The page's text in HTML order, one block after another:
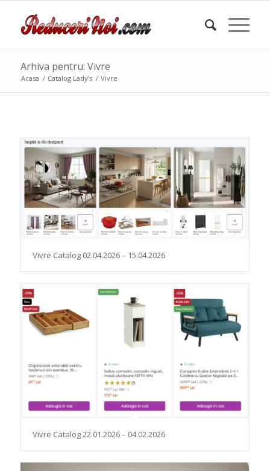
Arhiva pentru: Vivre
Acasa / Catalog Lady’s / Vivre
Vivre Catalog 02.04.2026 – 15.04.2026
Vivre Catalog 22.01.2026 – 04.02.2026